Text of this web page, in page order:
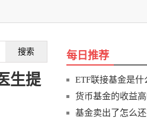
搜索
生提
每日推荐
ETF联接基金是什
联
货币基金的收益
基金卖出了怎么